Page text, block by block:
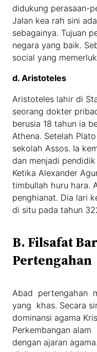
didukung perasaan-
Jalan kea rah sini
sebagainya. Tujuan
negara yang baik.
social yang
d. Aristoteles
Aristoteles lahir di
seorang dokter
berusia 18 tahun ia
Athena. Setelah
sekolah Assos. Ia
dan menjadi
Ketika Alexander
timbullah huru hara.
penghianat. Dia lari
di situ pada tahun
B. Filsafat
Pertengahan
Abad pertengahan
yang khas. Secara
dominansi agama
Perkembangan alam
dengan ajaran